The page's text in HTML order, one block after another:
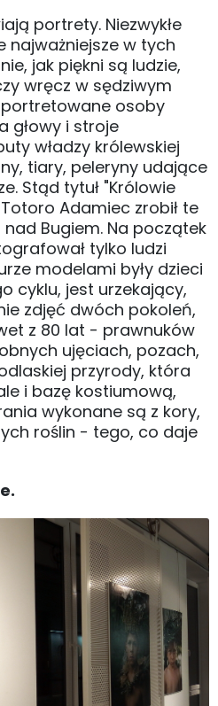
portrety. Niezwykłe
najważniejsze w tych
jak piękni są ludzie,
wręcz w sędziwym
portretowane osoby
głowy i stroje
władzy królewskiej
tiary, peleryny udające
Stąd tytuł "Królowie
Adamiec zrobił te
Bugiem. Na początek
tylko ludzi
modelami były dzieci
cyklu, jest urzekający,
zdjęć dwóch pokoleń,
z 80 lat - prawnuków
ujęciach, pozach,
przyrody, która
i bazę kostiumową,
wykonane są z kory,
roślin - tego, co daje